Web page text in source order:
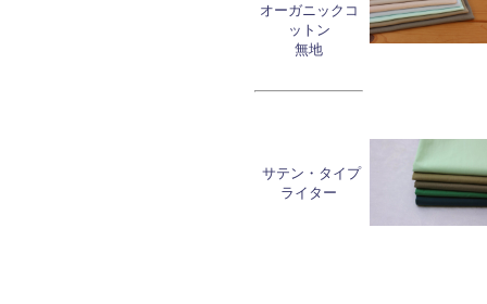
オーガニックコ
ットン
無地
サテン・タイプ
ライター